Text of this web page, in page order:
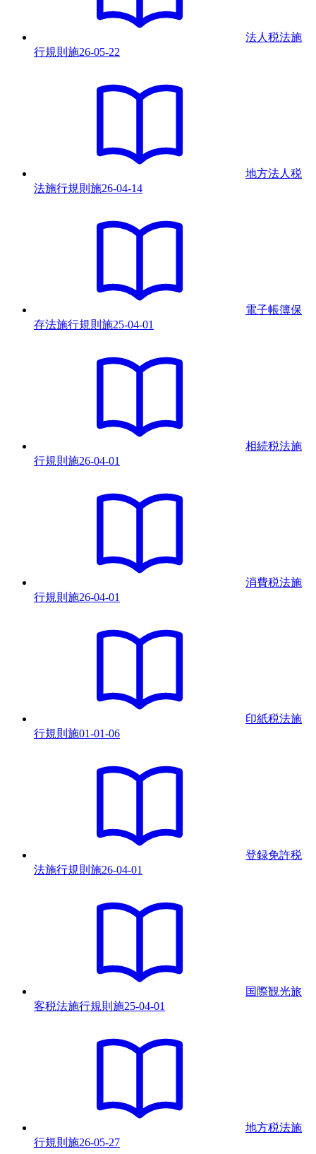
法人税法施
行規則 施26-05-22
地方法人税
法施行規則 施26-04-14
電子帳簿保
存法施行規則 施25-04-01
相続税法施
行規則 施26-04-01
消費税法施
行規則 施26-04-01
印紙税法施
行規則 施01-01-06
登録免許税
法施行規則 施26-04-01
国際観光旅
客税法施行規則 施25-04-01
地方税法施
行規則 施26-05-27